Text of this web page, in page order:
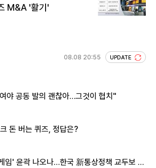
M&A '활기'
08.08 20:55 UPDATE
야 공동 발의 괜찮아…그것이 협치"
돈 버는 퀴즈, 정답은?
임' 윤곽 나오나…한국 新통상정책 교두보 활